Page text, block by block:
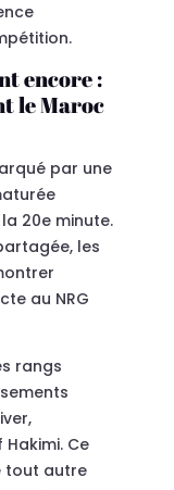
encore :
le Maroc
par une
20e minute.
les
au NRG
rangs
Ce
tout autre